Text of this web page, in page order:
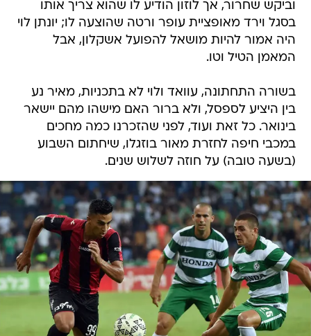
וביקש שחרור, אך לוזון הודיע לו שהוא צריך אותו
בסגל וירד מאופציית עופר ורטה שהוצעה לו; יונתן לוי
היה אמור להיות מושאל להפועל אשקלון, אבל
המאמן הטיל וטו.
בשורה התחתונה, עוואד ולוי לא בתכניות, מאיר נע
בין היציע לספסל, ולא ברור האם מישהו מהם יישאר
בינואר. כל זאת ועוד, לפני שהזכרנו כמה מחכים
במכבי חיפה לחזרת מאור בוזגלו, שיחתום השבוע
(בשעה טובה) על חוזה לשלוש שנים.